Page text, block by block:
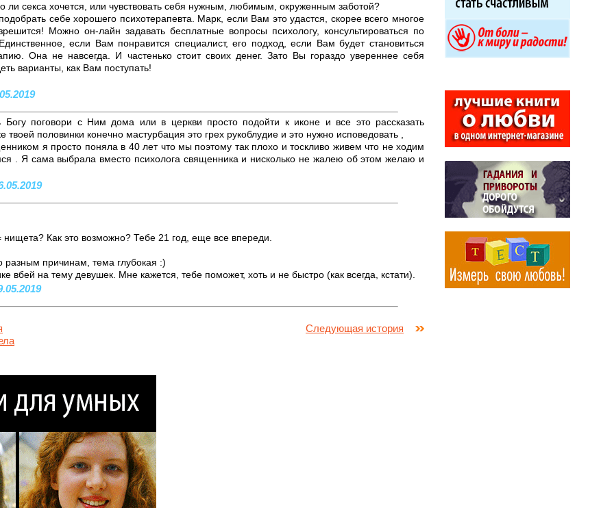
ли секса хочется, или чувствовать себя нужным, любимым, окруженным заботой?
себе хорошего психотерапевта. Марк, если Вам это удастся, скорее всего многое
Можно он-лайн задавать бесплатные вопросы психологу, консультироваться по
если Вам понравится специалист, его подход, если Вам будет становиться
Она не навсегда. И частенько стоит своих денег. Зато Вы гораздо увереннее себя
варианты, как Вам поступать!
Богу поговори с Ним дома или в церкви просто подойти к иконе и все это рассказать
половинки конечно мастурбация это грех рукоблудие и это нужно исповедовать ,
я просто поняла в 40 лет что мы поэтому так плохо и тоскливо живем что не ходим
. Я сама выбрала вместо психолога священника и нисколько не жалею об этом желаю и
нищета? Как это возможно? Тебе 21 год, еще все впереди.
разным причинам, тема глубокая :)
вбей на тему девушек. Мне кажется, тебе поможет, хоть и не быстро (как всегда, кстати).
Следующая история